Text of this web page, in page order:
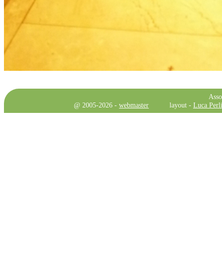
@ 2005-2026 -webmaster layout - Luca